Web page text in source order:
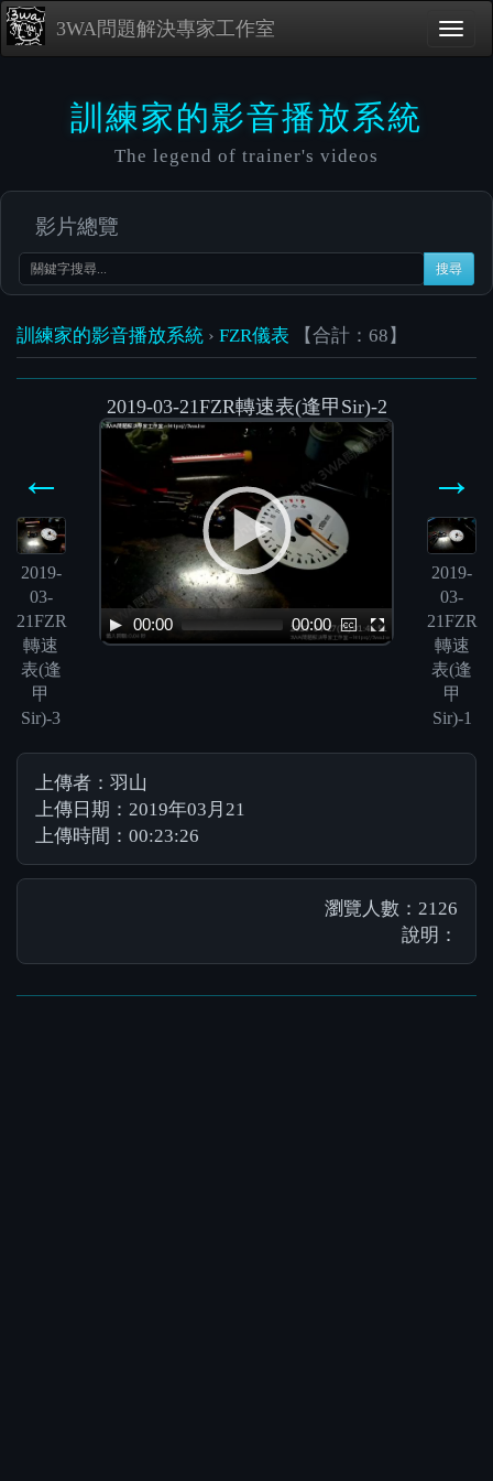
3WA問題解決專家工作室
訓練家的影音播放系統
The legend of trainer's videos
影片總覽
搜尋
訓練家的影音播放系統 › FZR儀表 【合計：68】
2019-03-21FZR轉速表(逢甲Sir)-2
←
2019-
03-
21FZR
轉速
表(逢
甲
Sir)-3
Video
Player
00:00 00:00
→
2019-
03-
21FZR
轉速
表(逢
甲
Sir)-1
上傳者：羽山
上傳日期：2019年03月21
上傳時間：00:23:26
瀏覽人數：2126
說明：